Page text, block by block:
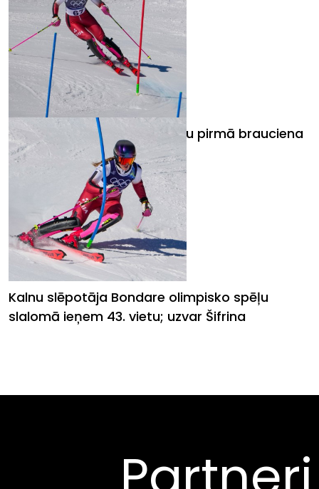
Bondare pēc olimpisko spēļu pirmā brauciena
slalomā ieņem 53. vietu
Kalnu slēpotāja Bondare olimpisko spēļu
slalomā ieņem 43. vietu; uzvar Šifrina